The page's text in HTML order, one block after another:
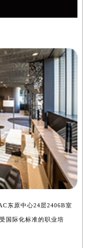
东原中心24层2406B室
国际化标准的职业培